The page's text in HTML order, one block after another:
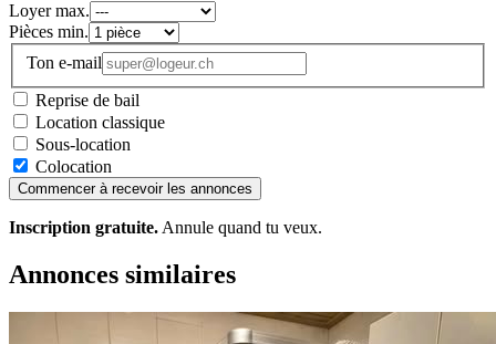
Loyer max.
Pièces min.
Ton e-mail
Reprise de bail
Location classique
Sous-location
Colocation
Commencer à recevoir les annonces
Inscription gratuite. Annule quand tu veux.
Annonces similaires